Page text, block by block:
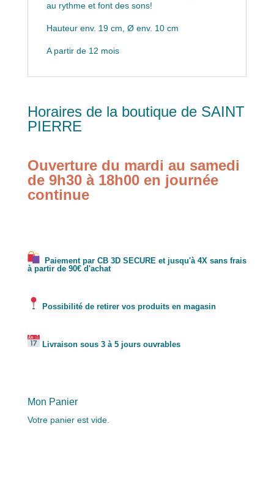
au rythme et font des sons!
Hauteur env. 19 cm, Ø env. 10 cm
A partir de 12 mois
Horaires de la boutique de SAINT
PIERRE
Ouverture du mardi au samedi
de 9h30 à 18h00 en journée
continue
Paiement par CB 3D SECURE et jusqu'à 4X sans frais
à partir de 90€ d'achat
Possibilité de retirer vos produits en magasin
Livraison sous 3 à 5 jours ouvrables
Mon Panier
Votre panier est vide.